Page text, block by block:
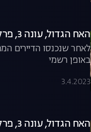
האח הגדול, עונה 3, פרק 2: החצי השני נכנס
לאחר שנכנסו הדיירים
באופן רשמי
3.4.2023
האח הגדול, עונה 3, פרק 3: הביצה מבעבעת